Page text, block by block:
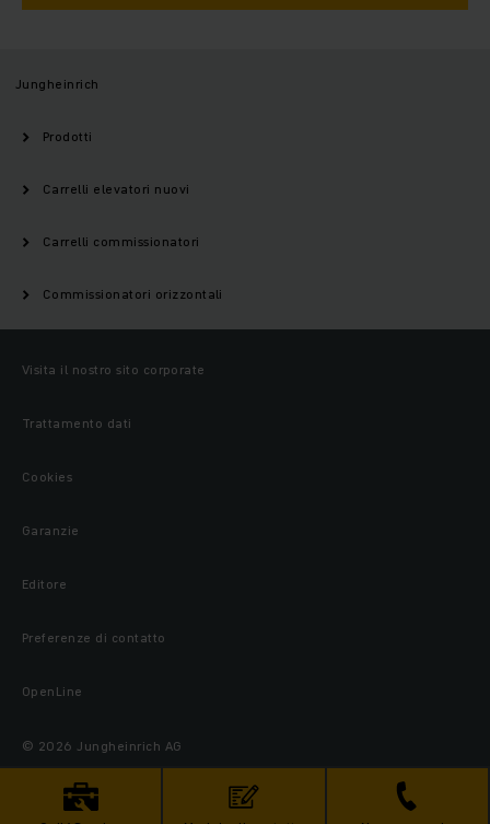
Jungheinrich
Prodotti
Carrelli elevatori nuovi
Carrelli commissionatori
Commissionatori orizzontali
Visita il nostro sito corporate
Trattamento dati
Cookies
Garanzie
Editore
Preferenze di contatto
OpenLine
© 2026 Jungheinrich AG